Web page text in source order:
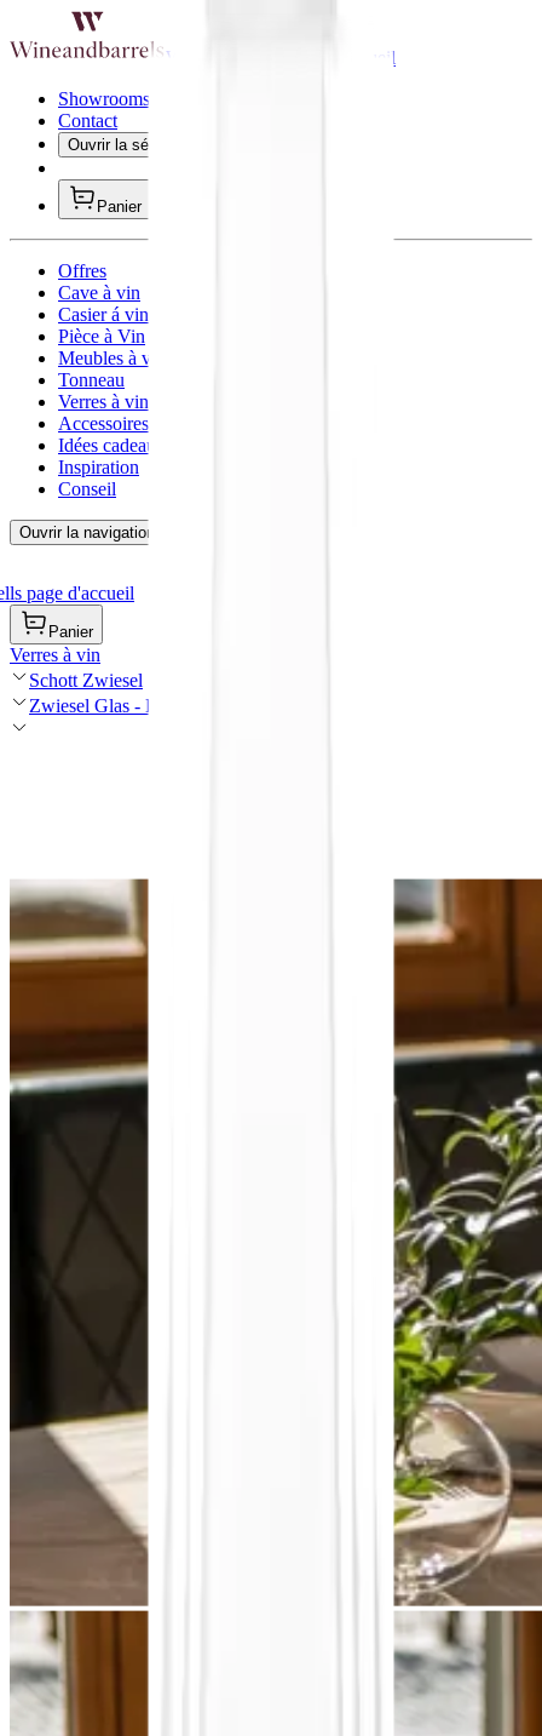
Wineandbarells page d'accueil
Showrooms/bureau
Contact
Ouvrir la sélection de la langue
Panier
Offres
Cave à vin
Casier á vin
Pièce à Vin
Meubles à vin
Tonneau
Verres à vin
Accessoires pour le vin
Idées cadeaux
Inspiration
Conseil
Ouvrir la navigation
page d'accueil
Panier
Verres à vin
Schott Zwiesel
Zwiesel Glas - Duo